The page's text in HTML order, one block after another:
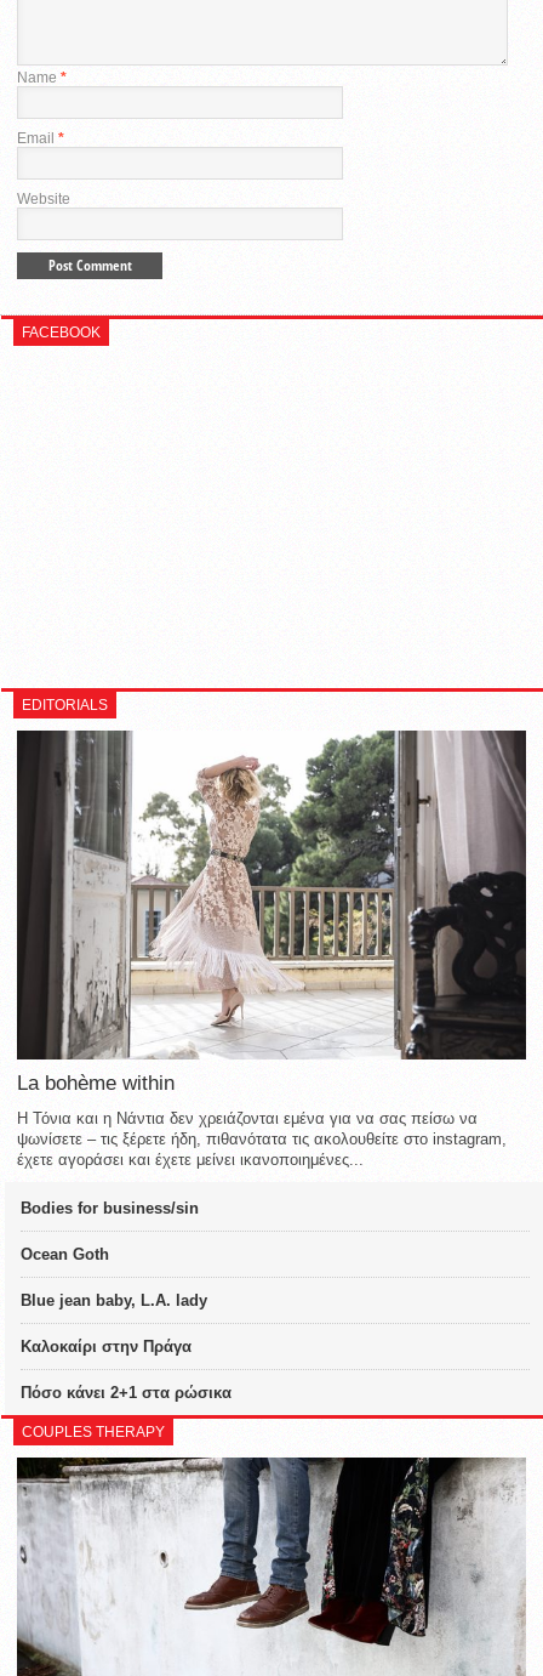
Name *
Email *
Website
FACEBOOK
EDITORIALS
La bohème within
Η Τόνια και η Νάντια δεν χρειάζονται εμένα για να σας πείσω να
ψωνίσετε – τις ξέρετε ήδη, πιθανότατα τις ακολουθείτε στο instagram,
έχετε αγοράσει και έχετε μείνει ικανοποιημένες...
Bodies for business/sin
Ocean Goth
Blue jean baby, L.A. lady
Καλοκαίρι στην Πράγα
Πόσο κάνει 2+1 στα ρώσικα
COUPLES THERAPY